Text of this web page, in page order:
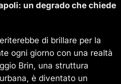
un degrado che chiede
di brillare per la
ogni giorno con una realtà
Brin, una struttura
è diventato un